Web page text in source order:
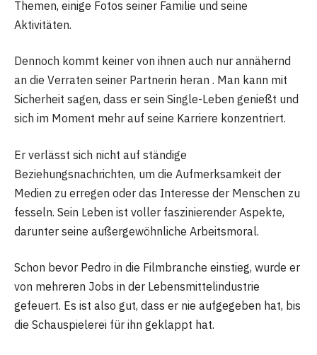
Themen, einige Fotos seiner Familie und seine
Aktivitäten.
Dennoch kommt keiner von ihnen auch nur annähernd
an die Verraten seiner Partnerin heran . Man kann mit
Sicherheit sagen, dass er sein Single-Leben genießt und
sich im Moment mehr auf seine Karriere konzentriert.
Er verlässt sich nicht auf ständige
Beziehungsnachrichten, um die Aufmerksamkeit der
Medien zu erregen oder das Interesse der Menschen zu
fesseln. Sein Leben ist voller faszinierender Aspekte,
darunter seine außergewöhnliche Arbeitsmoral.
Schon bevor Pedro in die Filmbranche einstieg, wurde er
von mehreren Jobs in der Lebensmittelindustrie
gefeuert. Es ist also gut, dass er nie aufgegeben hat, bis
die Schauspielerei für ihn geklappt hat.